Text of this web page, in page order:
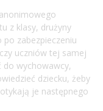
z klasy, drużyny
zabezpieczeniu
uczniów tej samej
do wychowawcy,
dziecku, żeby
je następnego